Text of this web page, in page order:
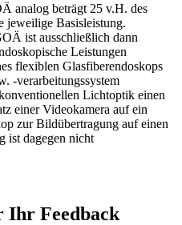
analog beträgt 25 v.H. des
jeweilige Basisleistung.
ist ausschließlich dann
Leistungen
flexiblen Glasfiberendoskops
-verarbeitungssystem
Lichtoptik einen
einer Videokamera auf ein
zur Bildübertragung auf einen
ist dagegen nicht
Ihr Feedback